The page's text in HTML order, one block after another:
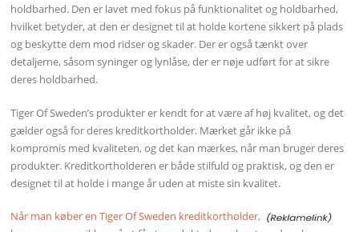
holdbarhed. Den er lavet med fokus på funktionalitet og holdbarhed,
hvilket betyder, at den er designet til at holde kortene sikkert på plads
og beskytte dem mod ridser og skader. Der er også tænkt over
detaljerne, såsom syninger og lynlåse, der er nøje udført for at sikre
deres holdbarhed.
Tiger Of Sweden’s produkter er kendt for at være af høj kvalitet, og det
gælder også for deres kreditkortholder. Mærket går ikke på
kompromis med kvaliteten, og det kan mærkes, når man bruger deres
produkter. Kreditkortholderen er både stilfuld og praktisk, og den er
designet til at holde i mange år uden at miste sin kvalitet.
Når man køber en Tiger Of Sweden kreditkortholder,